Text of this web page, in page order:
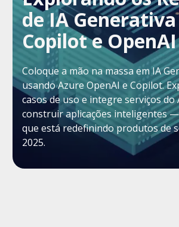
de IA
Copilot e OpenAI
Coloque a mão na massa em IA
usando Azure OpenAI e Copilot.
casos de uso e integre serviços do
construir aplicações inteligentes
que está redefinindo produtos de
2025.